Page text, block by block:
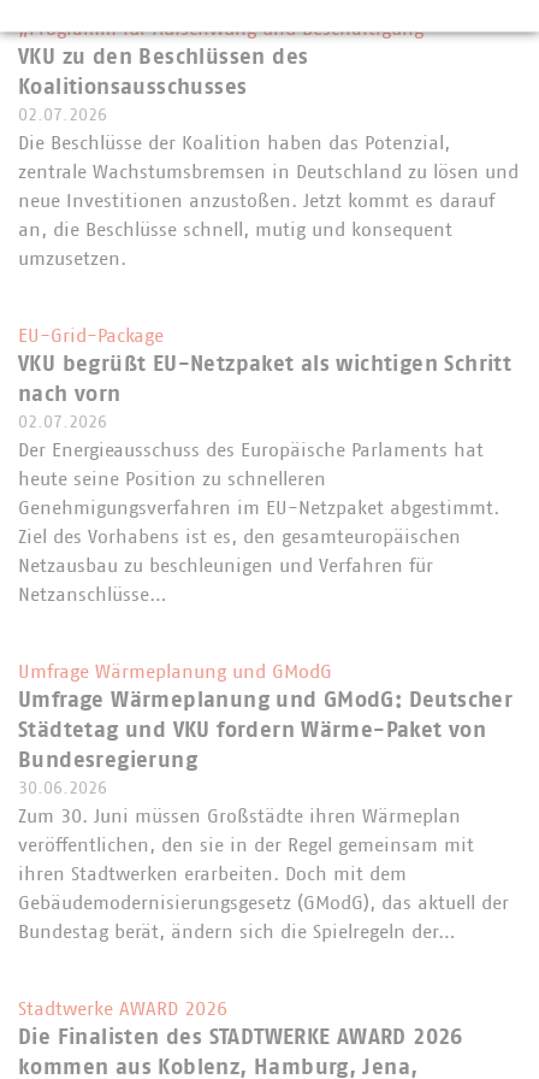
„Programm für Aufschwung und Beschäftigung“
VKU zu den Beschlüssen des
Koalitionsausschusses
02.07.2026
Die Beschlüsse der Koalition haben das Potenzial,
zentrale Wachstumsbremsen in Deutschland zu lösen und
neue Investitionen anzustoßen. Jetzt kommt es darauf
an, die Beschlüsse schnell, mutig und konsequent
umzusetzen.
EU-Grid-Package
VKU begrüßt EU-Netzpaket als wichtigen Schritt
nach vorn
02.07.2026
Der Energieausschuss des Europäische Parlaments hat
heute seine Position zu schnelleren
Genehmigungsverfahren im EU-Netzpaket abgestimmt.
Ziel des Vorhabens ist es, den gesamteuropäischen
Netzausbau zu beschleunigen und Verfahren für
Netzanschlüsse…
Umfrage Wärmeplanung und GModG
Umfrage Wärmeplanung und GModG: Deutscher
Städtetag und VKU fordern Wärme-Paket von
Bundesregierung
30.06.2026
Zum 30. Juni müssen Großstädte ihren Wärmeplan
veröffentlichen, den sie in der Regel gemeinsam mit
ihren Stadtwerken erarbeiten. Doch mit dem
Gebäudemodernisierungsgesetz (GModG), das aktuell der
Bundestag berät, ändern sich die Spielregeln der…
Stadtwerke AWARD 2026
Die Finalisten des STADTWERKE AWARD 2026
kommen aus Koblenz, Hamburg, Jena,